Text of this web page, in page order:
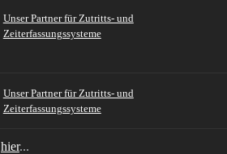
Unser Partner für Zutritts- und
Zeiterfassungssysteme
Unser Partner für Zutritts- und
Zeiterfassungssysteme
hier...